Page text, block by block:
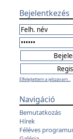
Bejelentkezés
Elfelejtettem a jelszavam...
Navigáció
Bemutatkozás
Hírek
Féléves